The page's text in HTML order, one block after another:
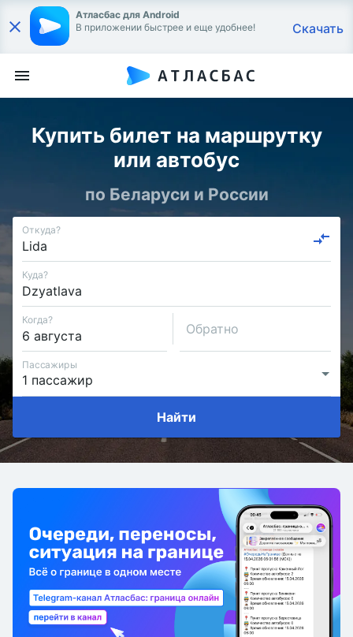
Атласбас для Android
В приложении быстрее и еще удобнее!
Скачать
Купить билет на маршрутку
или автобус
по Беларуси и России
Откуда?
Куда?
Когда?
Обратно
Пассажиры
Найти